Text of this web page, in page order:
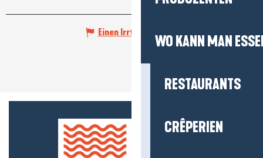
WO KANN MAN
RESTAURANTS
CRÊPERIEN
Einen Irrtum angeben